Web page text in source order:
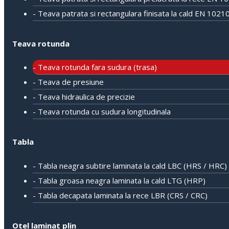
- Teava patrata si rectangulara finisata la cald EN
Teava rotunda
- Teava rotunda fara sudura (trasa)
- Teava de presiune
- Teava hidraulica de precizie
- Teava rotunda cu sudura longitudinala
Tabla
- Tabla neagra subtire laminata la cald LBC (HRS / HRC)
- Tabla groasa neagra laminata la cald LTG (HRP)
- Tabla decapata laminata la rece LBR (CRS / CRC)
Otel laminat plin